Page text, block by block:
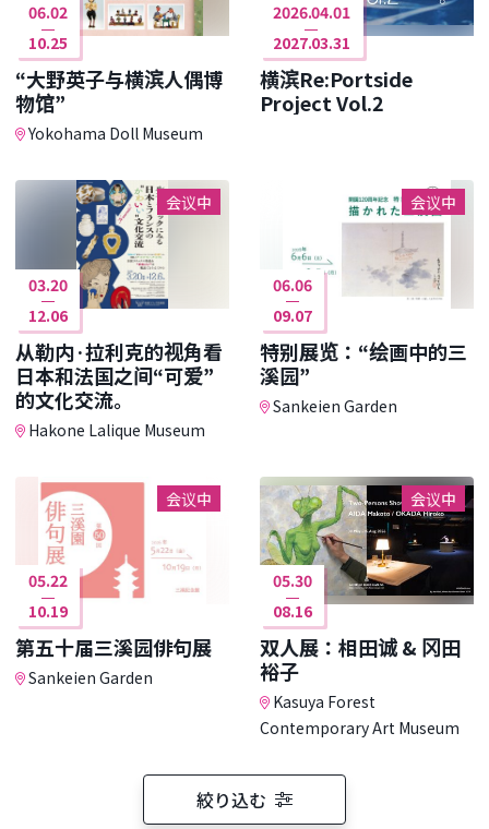
06.02
10.25
“大野英子与横滨人偶博
物馆”
Yokohama Doll Museum
2026.04.01
2027.03.31
横滨Re:Portside
Project Vol.2
会议中
03.20
12.06
从勒内·拉利克的视角看
日本和法国之间“可爱”
的文化交流。
Hakone Lalique Museum
会议中
06.06
09.07
特别展览：“绘画中的三
溪园”
Sankeien Garden
会议中
05.22
10.19
第五十届三溪园俳句展
Sankeien Garden
会议中
05.30
08.16
双人展：相田诚 & 冈田
裕子
Kasuya Forest
Contemporary Art Museum
絞り込む